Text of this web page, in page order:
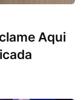
Aqui